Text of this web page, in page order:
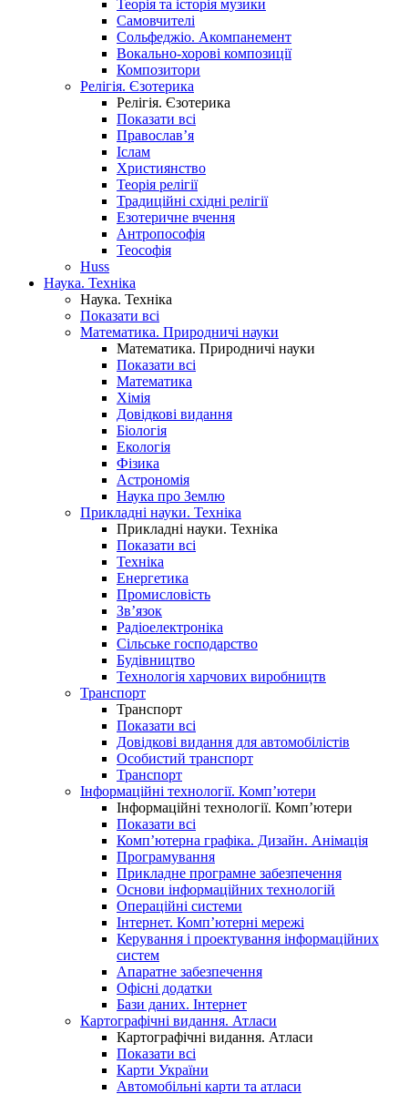
Теорія та історія музики
Самовчителі
Сольфеджіо. Акомпанемент
Вокально-хорові композиції
Композитори
Релігія. Єзотерика
Релігія. Єзотерика
Показати всі
Православ’я
Іслам
Християнство
Теорія релігії
Традиційні східні релігії
Езотеричне вчення
Антропософія
Теософія
Huss
Наука. Техніка
Наука. Техніка
Показати всі
Математика. Природничі науки
Математика. Природничі науки
Показати всі
Математика
Хімія
Довідкові видання
Біологія
Екологія
Фізика
Астрономія
Наука про Землю
Прикладні науки. Техніка
Прикладні науки. Техніка
Показати всі
Техніка
Енергетика
Промисловість
Зв’язок
Радіоелектроніка
Сільське господарство
Будівництво
Технологія харчових виробництв
Транспорт
Транспорт
Показати всі
Довідкові видання для автомобілістів
Особистий транспорт
Транспорт
Інформаційні технології. Комп’ютери
Інформаційні технології. Комп’ютери
Показати всі
Комп’ютерна графіка. Дизайн. Анімація
Програмування
Прикладне програмне забезпечення
Основи інформаційних технологій
Операційні системи
Інтернет. Комп’ютерні мережі
Керування і проектування інформаційних
систем
Апаратне забезпечення
Офісні додатки
Бази даних. Інтернет
Картографічні видання. Атласи
Картографічні видання. Атласи
Показати всі
Карти України
Автомобільні карти та атласи